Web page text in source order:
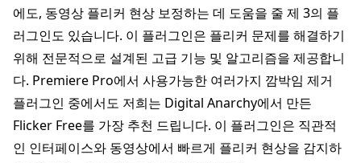
에도, 동영상 플리커 현상 보정하는 데 도움을 줄 제 3의 플
러그인도 있습니다. 이 플러그인은 플리커 문제를 해결하기
위해 전문적으로 설계된 고급 기능 및 알고리즘을 제공합니
다. Premiere Pro에서 사용가능한 여러가지 깜박임 제거
플러그인 중에서도 저희는 Digital Anarchy에서 만든
Flicker Free를 가장 추천 드립니다. 이 플러그인은 직관적
인 인터페이스와 동영상에서 빠르게 플리커 현상을 감지하